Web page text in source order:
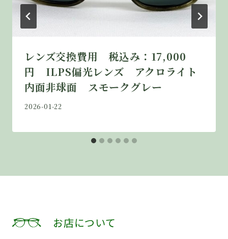
レンズ交換費用 税込み：17,000
円 ILPS偏光レンズ アクロライト
内面非球面 スモークグレー
By
2026-01-22
お店について